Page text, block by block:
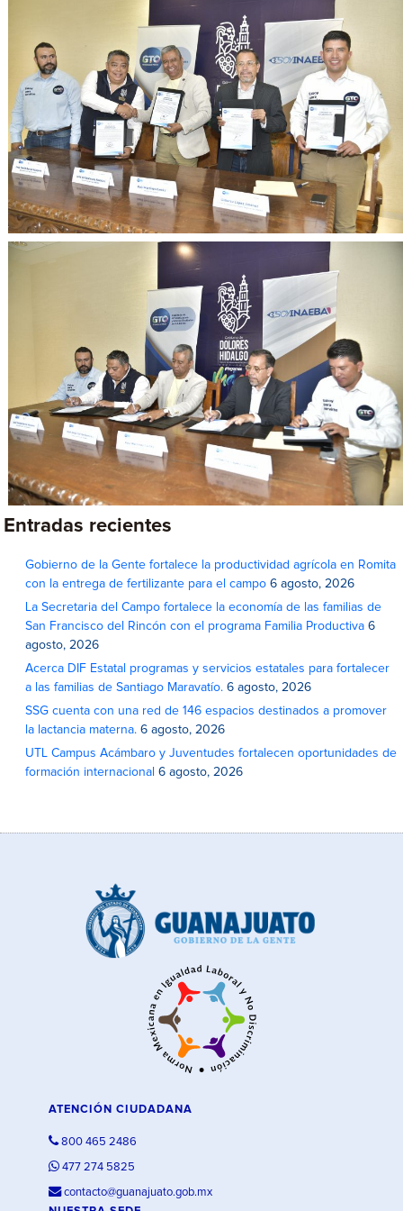
Entradas recientes
Gobierno de la Gente fortalece la productividad agrícola en Romita
con la entrega de fertilizante para el campo 6 agosto, 2026
La Secretaria del Campo fortalece la economía de las familias de
San Francisco del Rincón con el programa Familia Productiva 6
agosto, 2026
Acerca DIF Estatal programas y servicios estatales para fortalecer
a las familias de Santiago Maravatío. 6 agosto, 2026
SSG cuenta con una red de 146 espacios destinados a promover
la lactancia materna. 6 agosto, 2026
UTL Campus Acámbaro y Juventudes fortalecen oportunidades de
formación internacional 6 agosto, 2026
ATENCIÓN CIUDADANA
800 465 2486
477 274 5825
contacto@guanajuato.gob.mx